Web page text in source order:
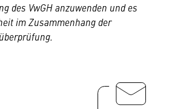
des VwGH anzuwenden und es
im Zusammenhang der